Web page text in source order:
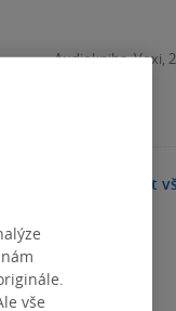
Audiokniha, Voxi,
Zobrazit
vše